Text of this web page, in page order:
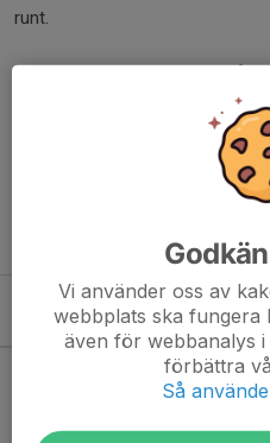
runt.
Oavsett om du vill komma igång
kroppen eller bara träffa nya
Alla kan vara med – erfaren
För att delta behövs endast
Är du intresserad av att delta
Kommande aktiviteter
Vi använder oss av
webbplats ska fungera
även för webbanalys
förbättra
Så